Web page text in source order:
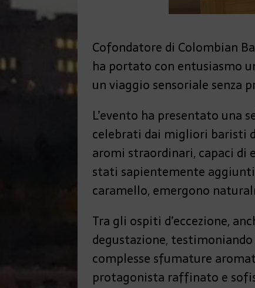
Cofondatore di Colombian
ha portato con entusiasmo
un viaggio sensoriale senza
L’evento ha presentato
celebrati dai migliori baristi
aromi straordinari, capaci di
stati sapientemente
caramello, emergono
Tra gli ospiti d’eccezione,
degustazione,
complesse sfumature
protagonista raffinato e